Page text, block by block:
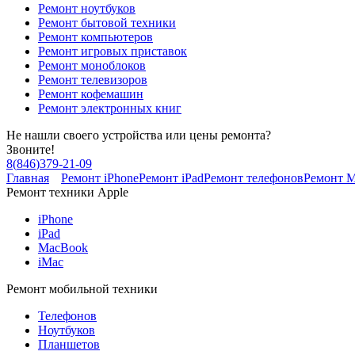
Ремонт ноутбуков
Ремонт бытовой техники
Ремонт компьютеров
Ремонт игровых приставок
Ремонт моноблоков
Ремонт телевизоров
Ремонт кофемашин
Ремонт электронных книг
Не нашли своего устройства или цены ремонта?
Звоните!
8(846)379-21-09
Главная
Ремонт iPhoneРемонт iPadРемонт телефоновРемонт
Ремонт техники Apple
iPhone
iPad
MacBook
iMac
Ремонт мобильной техники
Телефонов
Ноутбуков
Планшетов